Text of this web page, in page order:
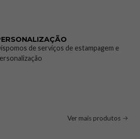
gerais de vestuário de proteção.
Individual (EPI) de Categoria II.
de serviços de estampagem e
Ver mais produtos